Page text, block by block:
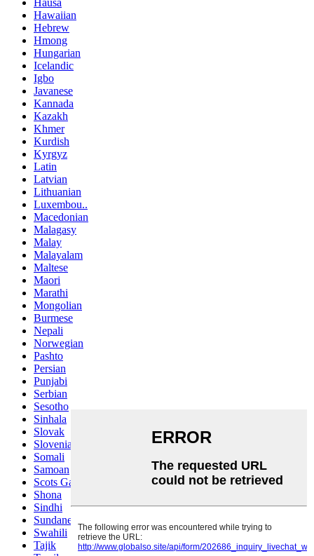
Hawaiian
Hebrew
Hmong
Hungarian
Icelandic
Igbo
Javanese
Kannada
Kazakh
Khmer
Kurdish
Kyrgyz
Latin
Latvian
Lithuanian
Luxembou..
Macedonian
Malagasy
Malay
Malayalam
Maltese
Maori
Marathi
Mongolian
Burmese
Nepali
Norwegian
Pashto
Persian
Punjabi
Serbian
Sesotho
Sinhala
Slovak
Slovenian
Somali
Samoan
Scots Gaelic
Shona
Sindhi
Sundanese
Swahili
Tajik